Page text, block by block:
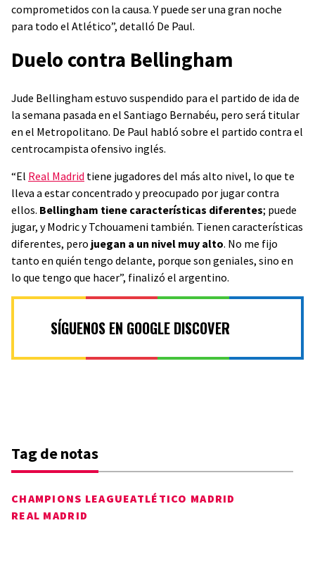
comprometidos con la causa. Y puede ser una gran noche
para todo el Atlético”, detalló De Paul.
Duelo contra Bellingham
Jude Bellingham estuvo suspendido para el partido de ida de
la semana pasada en el Santiago Bernabéu, pero será titular
en el Metropolitano. De Paul habló sobre el partido contra el
centrocampista ofensivo inglés.
“El Real Madrid tiene jugadores del más alto nivel, lo que te
lleva a estar concentrado y preocupado por jugar contra
ellos. Bellingham tiene características diferentes; puede
jugar, y Modric y Tchouameni también. Tienen características
diferentes, pero juegan a un nivel muy alto. No me fijo
tanto en quién tengo delante, porque son geniales, sino en
lo que tengo que hacer”, finalizó el argentino.
SÍGUENOS EN GOOGLE DISCOVER
Tag de notas
CHAMPIONS LEAGUEATLÉTICO MADRID
REAL MADRID